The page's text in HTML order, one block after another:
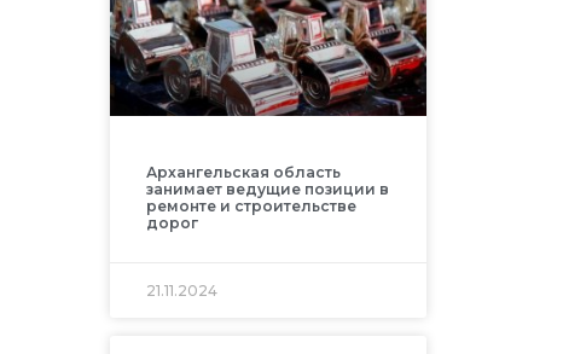
Архангельская область
занимает ведущие позиции в
ремонте и строительстве
дорог
21.11.2024